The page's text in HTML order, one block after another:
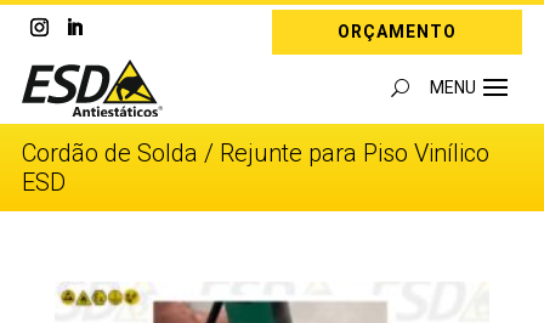
ORÇAMENTO
Cordão de Solda / Rejunte para Piso Vinílico
ESD